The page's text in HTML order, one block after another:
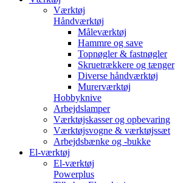
Værktøj
Håndværktøj
Måleværktøj
Hammre og save
Topnøgler & fastnøgler
Skruetrækkere og tænger
Diverse håndværktøj
Murerværktøj
Hobbyknive
Arbejdslamper
Værktøjskasser og opbevaring
Værktøjsvogne & værktøjssæt
Arbejdsbænke og -bukke
El-værktøj
El-værktøj
Powerplus